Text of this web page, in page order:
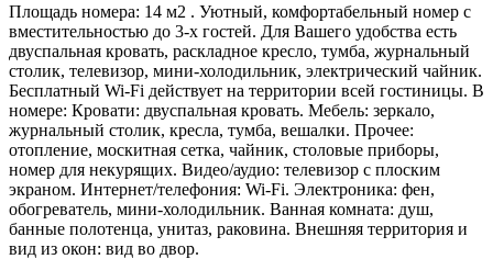
Площадь номера: 14 м2 . Уютный, комфортабельный номер с
вместительностью до 3-х гостей. Для Вашего удобства есть
двуспальная кровать, раскладное кресло, тумба, журнальный
столик, телевизор, мини-холодильник, электрический чайник.
Бесплатный Wi-Fi действует на территории всей гостиницы. В
номере: Кровати: двуспальная кровать. Мебель: зеркало,
журнальный столик, кресла, тумба, вешалки. Прочее:
отопление, москитная сетка, чайник, столовые приборы,
номер для некурящих. Видео/аудио: телевизор с плоским
экраном. Интернет/телефония: Wi-Fi. Электроника: фен,
обогреватель, мини-холодильник. Ванная комната: душ,
банные полотенца, унитаз, раковина. Внешняя территория и
вид из окон: вид во двор.